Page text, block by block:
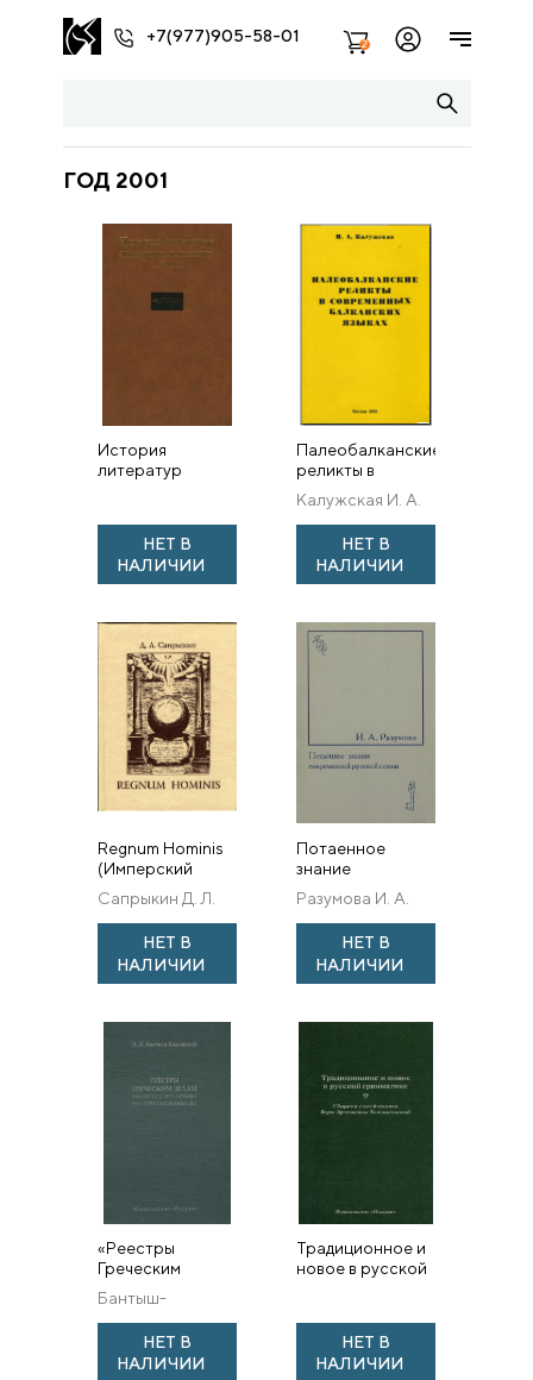
+7(977)905-58-01 2
ГОД 2001
История
литератур
Том III:
Литература
конца XIX —
НЕТ В
НАЛИЧИИ
Палеобалканские
реликты в
современных
балканских
языках (К
проблеме
румыно-
пар...
Калужская И. А.
НЕТ В
НАЛИЧИИ
Regnum Hominis
(Имперский
проект
Френсиса
Бэкона)
Сапрыкин Д. Л.
НЕТ В
НАЛИЧИИ
Потаенное
знание
современной
русской семьи.
Быт. Фольклор.
История
Разумова И. А.
НЕТ В
НАЛИЧИИ
«Реестры
Греческим
делам»
Московского
архива Коллегии
иностранных дел
Бантыш-
НЕТ В
НАЛИЧИИ
Традиционное и
новое в русской
памяти Веры
Арсеньевны
Белошапковой
НЕТ В
НАЛИЧИИ